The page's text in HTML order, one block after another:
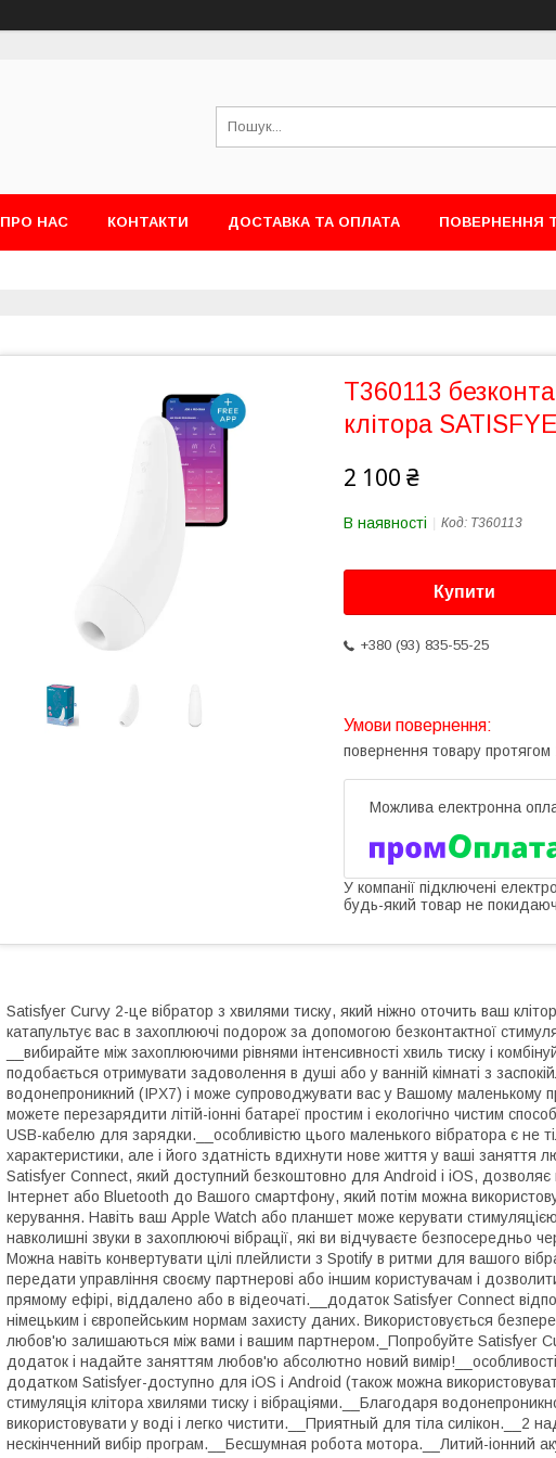
ПРО НАС КОНТАКТИ ДОСТАВКА ТА ОПЛАТА ПОВЕРНЕННЯ
T360113
клітора
2 100 ₴
В наявності Код: T360113
Купити
+380 (93) 835-55-25
повернення товару протягом
У компанії підключені
будь-який товар не
Satisfyer Curvy 2-це вібратор з хвилями тиску, який ніжно оточить ваш
катапультує вас в захоплюючі подорож за допомогою безконтактної
__вибирайте між захоплюючими рівнями інтенсивності хвиль тиску і
подобається отримувати задоволення в душі або у ванній кімнаті з
водонепроникний (IPX7) і може супроводжувати вас у Вашому маленькому
можете перезарядити літій-іонні батареї простим і екологічно чистим
USB-кабелю для зарядки.__особливістю цього маленького вібратора є не
характеристики, але і його здатність вдихнути нове життя у ваші
Satisfyer Connect, який доступний безкоштовно для Android і iOS,
Інтернет або Bluetooth до Вашого смартфону, який потім можна
керування. Навіть ваш Apple Watch або планшет може керувати
навколишні звуки в захоплюючі вібрації, які ви відчуваєте безпосередньо
Можна навіть конвертувати цілі плейлисти з Spotify в ритми для вашого
передати управління своєму партнерові або іншим користувачам і
прямому ефірі, віддалено або в відеочаті.__додаток Satisfyer Connect
німецьким і європейським нормам захисту даних. Використовується
любов'ю залишаються між вами і вашим партнером._Попробуйте Satisfyer
додаток і надайте заняттям любов'ю абсолютно новий
додатком Satisfyer-доступно для iOS і Android (також можна
стимуляція клітора хвилями тиску і вібраціями.__Благодаря
використовувати у воді і легко чистити.__Приятный для тіла силікон.__2
нескінченний вибір програм.__Бесшумная робота мотора.__Литий-іонний